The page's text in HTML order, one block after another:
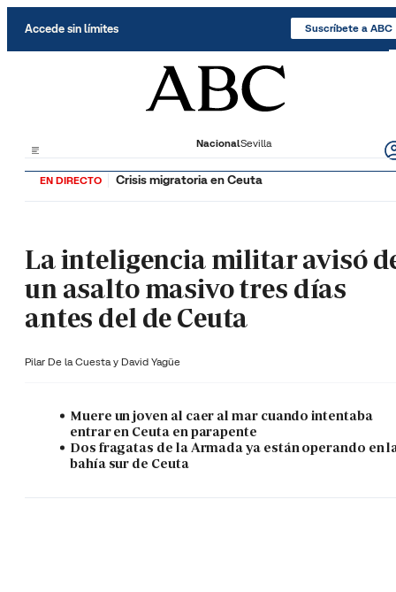
Accede sin límites Suscríbete a ABC
NacionalSevilla
EN DIRECTO Crisis migratoria en Ceuta
La inteligencia militar avisó
un asalto masivo tres días
antes del de Ceuta
Pilar De la Cuesta y David Yagüe
Muere un joven al caer al mar cuando intentaba
entrar en Ceuta en parapente
Dos fragatas de la Armada ya están operando en
bahía sur de Ceuta